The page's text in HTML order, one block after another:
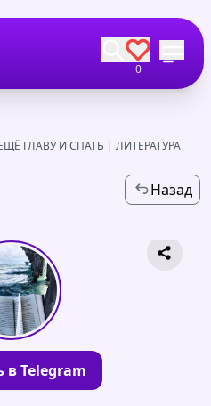
0
ГЛАВУ И СПАТЬ | ЛИТЕРАТУРА
Назад
в Telegram